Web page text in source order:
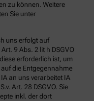
zu können. Weitere
Sie unter
uns erfolgt auf
9 Abs. 2 lit h DSGVO
erforderlich ist, um
die Entgegennahme
an uns verarbeitet IA
Art. 28 DSGVO. Sie
inkl. der dort